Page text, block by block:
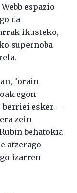
espazio
da
ikusteko,
supernoba
“orain
egon
berriei esker —
zein
behatokia
atzerago
izarren